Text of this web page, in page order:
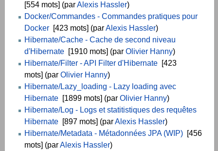
[554 mots] (parAlexis Hassler)
Docker/Commandes - Commandes pratiques pour
Docker [423 mots] (parAlexis Hassler)
Hibernate/Cache - Cache de second niveau
d'Hibernate [1910 mots] (par Olivier Hanny)
Hibernate/Filter - API Filter d'Hibernate [423
mots] (par Olivier Hanny)
Hibernate/Lazy_loading - Lazy loading avec
Hibernate [1899 mots] (par Olivier Hanny)
Hibernate/Log - Logs et statitistiques des requêtes
Hibernate [897 mots] (parAlexis Hassler)
Hibernate/Metadata - Métadonnées JPA (WIP) [456
mots] (parAlexis Hassler)